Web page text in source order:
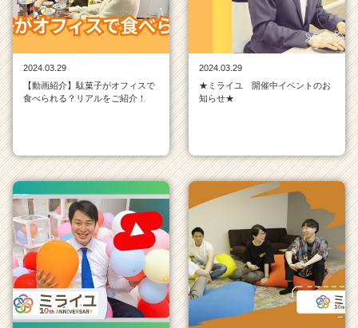
2024.03.29
【動画紹介】駄菓子がオフィスで
食べられる？リアルをご紹介！
2024.03.29
★ミライユ 開催中イベントのお
知らせ★